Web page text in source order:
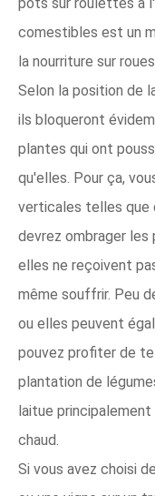
pots sur roulettes à
comestibles est un
la nourriture sur
Selon la position de
ils bloqueront
plantes qui ont
qu'elles. Pour ça,
verticales telles que
devrez ombrager
elles ne reçoivent
même souffrir. Peu
ou elles peuvent
pouvez profiter de
plantation de
laitue
chaud.
Si vous avez choisi